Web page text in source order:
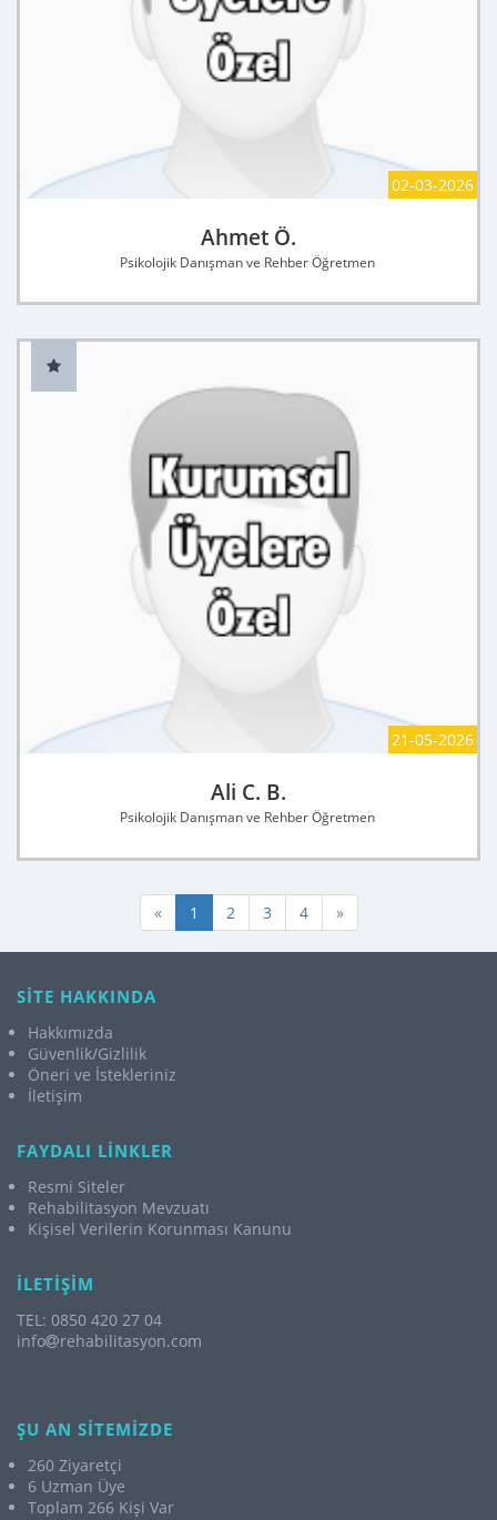
02-03-2026
Ahmet Ö.
Psikolojik Danışman ve Rehber Öğretmen
21-05-2026
Ali C. B.
Psikolojik Danışman ve Rehber Öğretmen
« 1 2 3 4 »
SİTE HAKKINDA
Hakkımızda
Güvenlik/Gizlilik
Öneri ve İstekleriniz
İletişim
FAYDALI LİNKLER
Resmi Siteler
Rehabilitasyon Mevzuatı
Kişisel Verilerin Korunması Kanunu
İLETİŞİM
TEL: 0850 420 27 04
info
rehabilitasyon.com
ŞU AN SİTEMİZDE
260 Ziyaretçi
6 Uzman Üye
Toplam 266 Kişi Var